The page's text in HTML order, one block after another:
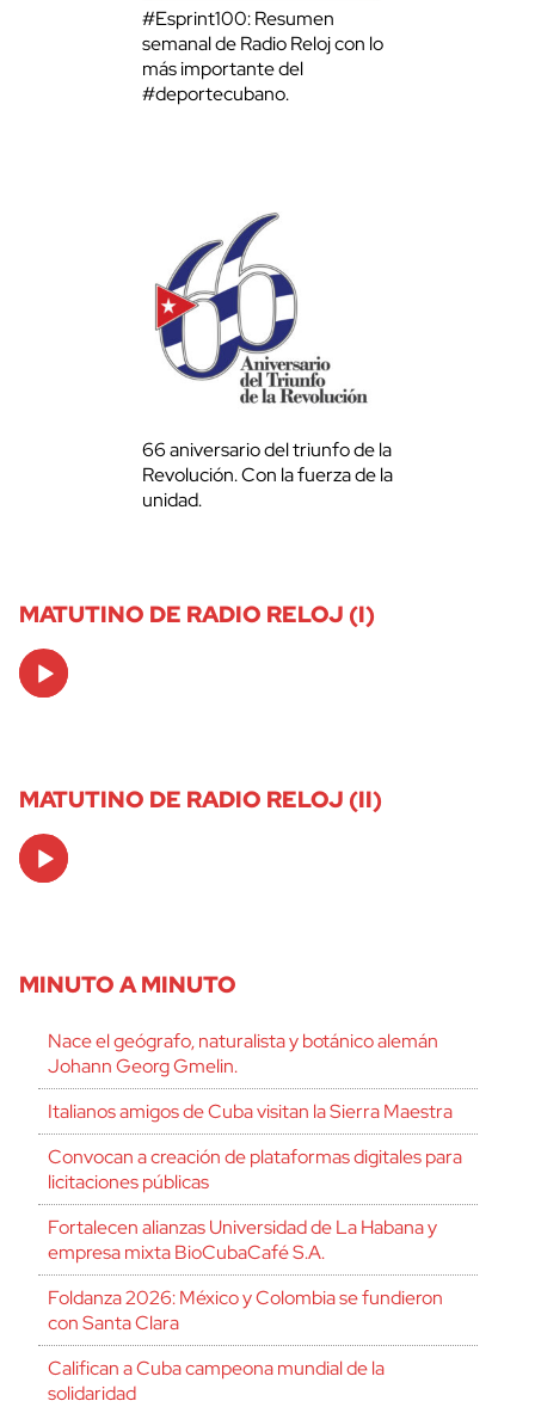
#Esprint100: Resumen
semanal de Radio Reloj con lo
más importante del
#deportecubano.
66 aniversario del triunfo de la
Revolución. Con la fuerza de la
unidad.
MATUTINO DE RADIO RELOJ (I)
Audio
Player
MATUTINO DE RADIO RELOJ (II)
Audio
Player
MINUTO A MINUTO
Nace el geógrafo, naturalista y botánico alemán
Johann Georg Gmelin.
Italianos amigos de Cuba visitan la Sierra Maestra
Convocan a creación de plataformas digitales para
licitaciones públicas
Fortalecen alianzas Universidad de La Habana y
empresa mixta BioCubaCafé S.A.
Foldanza 2026: México y Colombia se fundieron
con Santa Clara
Califican a Cuba campeona mundial de la
solidaridad